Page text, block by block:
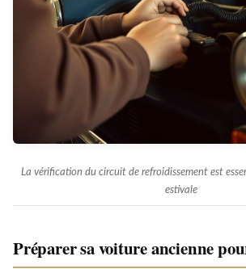
La vérification du circuit de refroidissement est
estivale
Préparer sa voiture ancienne